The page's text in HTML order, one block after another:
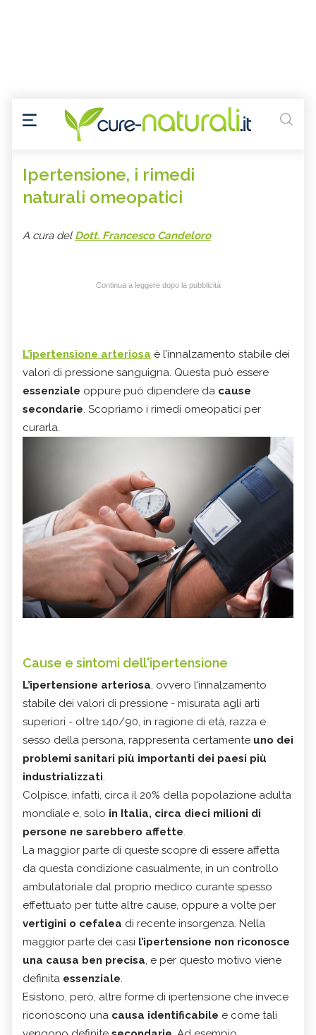
Ipertensione, i rimedi
naturali omeopatici
A cura del Dott. Francesco Candeloro
Continua a leggere dopo la pubblicità
L’ipertensione arteriosa è l’innalzamento stabile dei
valori di pressione sanguigna. Questa può essere
essenziale oppure può dipendere da cause
secondarie. Scopriamo i rimedi omeopatici per
curarla.
Cause e sintomi dell'ipertensione
L’ipertensione arteriosa, ovvero l’innalzamento
stabile dei valori di pressione - misurata agli arti
superiori - oltre 140/90, in ragione di età, razza e
sesso della persona, rappresenta certamente uno dei
problemi sanitari più importanti dei paesi più
industrializzati.
Colpisce, infatti, circa il 20% della popolazione adulta
mondiale e, solo in Italia, circa dieci milioni di
persone ne sarebbero affette.
La maggior parte di queste scopre di essere affetta
da questa condizione casualmente, in un controllo
ambulatoriale dal proprio medico curante spesso
effettuato per tutte altre cause, oppure a volte per
vertigini o cefalea di recente insorgenza. Nella
maggior parte dei casi l’ipertensione non riconosce
una causa ben precisa, e per questo motivo viene
definita essenziale.
Esistono, però, altre forme di ipertensione che invece
riconoscono una causa identificabile e come tali